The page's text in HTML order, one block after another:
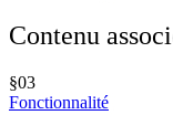
Contenu
§03
Fonctionnalité